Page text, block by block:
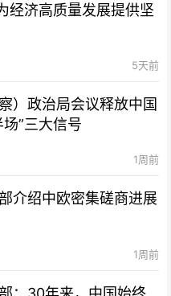
经济高质量发展提供坚
5天前
察）政治局会议释放中国
”三大信号
1周前
介绍中欧密集磋商进展
1周前